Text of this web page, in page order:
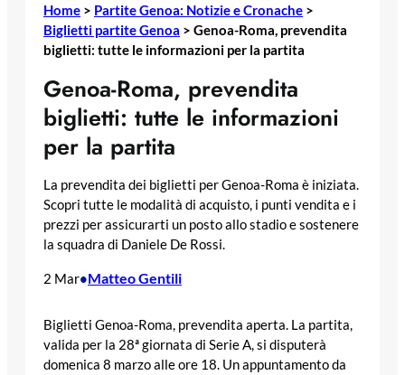
Home > Partite Genoa: Notizie e Cronache >
Biglietti partite Genoa > Genoa-Roma, prevendita
biglietti: tutte le informazioni per la partita
Genoa-Roma, prevendita
biglietti: tutte le informazioni
per la partita
La prevendita dei biglietti per Genoa-Roma è iniziata.
Scopri tutte le modalità di acquisto, i punti vendita e i
prezzi per assicurarti un posto allo stadio e sostenere
la squadra di Daniele De Rossi.
2 Mar•Matteo Gentili
Biglietti Genoa-Roma, prevendita aperta. La partita,
valida per la 28ª giornata di Serie A, si disputerà
domenica 8 marzo alle ore 18. Un appuntamento da